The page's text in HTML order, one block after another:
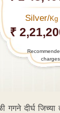
Silver/Kg
₹
दीर्घ जिच्या